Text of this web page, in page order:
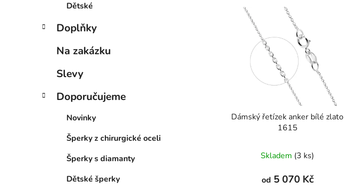
Dětské
Doplňky
Na zakázku
Slevy
Doporučujeme
Novinky
Šperky z chirurgické oceli
Šperky s diamanty
Dětské šperky
Dámský řetízek anker bílé zlato
1615
Skladem (3 ks)
od 5 070 Kč